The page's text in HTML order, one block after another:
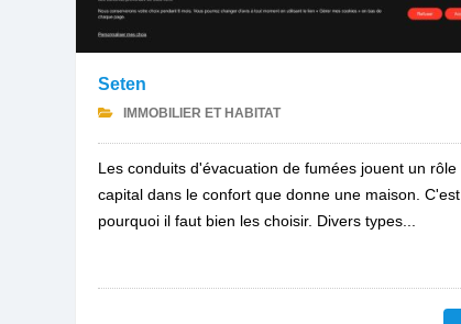
Seten
IMMOBILIER ET HABITAT
Les conduits d'évacuation de fumées jouent un rôle
capital dans le confort que donne une maison. C'est
pourquoi il faut bien les choisir. Divers types...